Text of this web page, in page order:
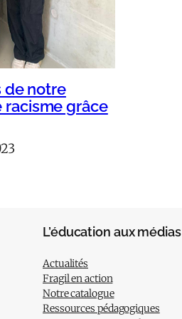
de notre
racisme grâce
L’éducation aux médias
Actualités
Fragil en action
Notre catalogue
Ressources pédagogiques